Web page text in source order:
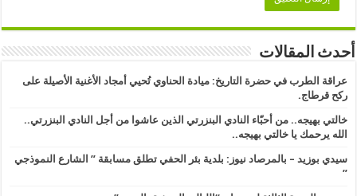
أحدث المقالات
عراقة الطرب في حضرة التاريخ: ميادة الحناوي تُحيي أمجاد الأغنية الأصيلة على
ركح قرطاج.
خالتي بهيجه.. من أحبّاء النادي البنزرتي الذين عاشوا من أجل النادي البنزرتي..
الله يرحمك يا خالتي بهيجه..
سيدي بوزيد – بالمرصاد نيوز: بلدية بئر الحفي تطلق مسابقة ” الشارع النموذجي
” ​